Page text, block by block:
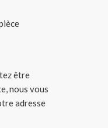
être
nous vous
adresse